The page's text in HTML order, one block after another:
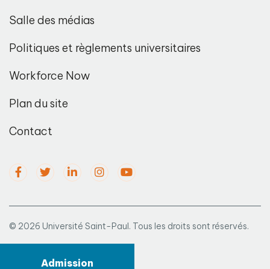
Admission
Salle des médias
Politiques et règlements universitaires
Workforce Now
Plan du site
Contact
© 2026 Université Saint-Paul. Tous les droits sont réservés.